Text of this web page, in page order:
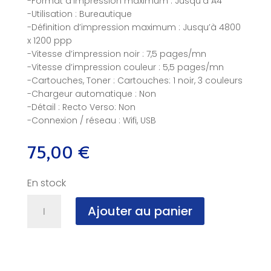
-Utilisation : Bureautique
-Définition d’impression maximum : Jusqu’à 4800
x 1200 ppp
-Vitesse d’impression noir : 7,5 pages/mn
-Vitesse d’impression couleur : 5,5 pages/mn
-Cartouches, Toner : Cartouches: 1 noir, 3 couleurs
-Chargeur automatique : Non
-Détail : Recto Verso: Non
-Connexion / réseau : Wifi, USB
75,00 €
En stock
Imprimante
Ajouter au panier